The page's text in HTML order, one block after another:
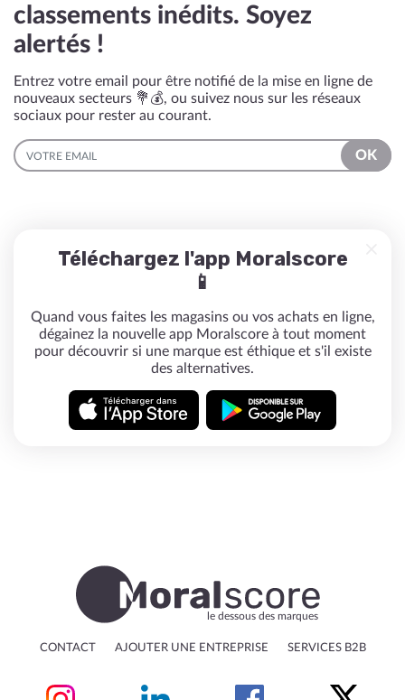
classements inédits. Soyez
alertés !
Entrez votre email pour être notifié de la mise en ligne de
nouveaux secteurs 💐💰, ou suivez nous sur les réseaux
sociaux pour rester au courant.
EMAIL
OK
Téléchargez l'app Moralscore
📱
Quand vous faites les magasins ou vos achats en ligne,
dégainez la nouvelle app Moralscore à tout moment
pour découvrir si une marque est éthique et s'il existe
des alternatives.
le dessous des marques
CONTACT AJOUTER UNE ENTREPRISE SERVICES B2B